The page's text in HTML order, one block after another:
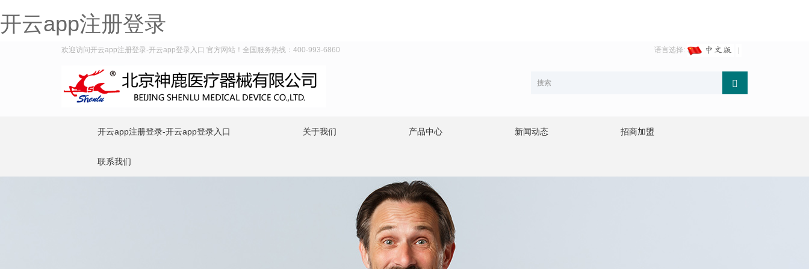
开云app注册登录
欢迎访问开云app注册登录-开云app登录入口 官方网站！全国服务热线：400-993-6860 语言选择:
开云app注册登录-开云app登录入口 关于我们 产品中心 新闻动态 招商加盟
联系我们